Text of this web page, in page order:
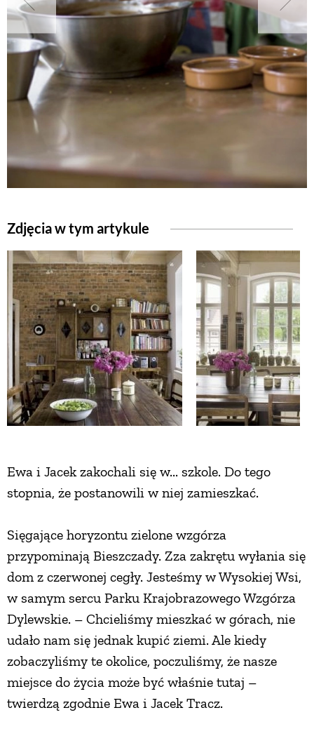
Zdjęcia w tym artykule
Ewa i Jacek zakochali się w... szkole. Do tego
stopnia, że postanowili w niej zamieszkać.
Sięgające horyzontu zielone wzgórza
przypominają Bieszczady. Zza zakrętu wyłania się
dom z czerwonej cegły. Jesteśmy w Wysokiej Wsi,
w samym sercu Parku Krajobrazowego Wzgórza
Dylewskie. – Chcieliśmy mieszkać w górach, nie
udało nam się jednak kupić ziemi. Ale kiedy
zobaczyliśmy te okolice, poczuliśmy, że nasze
miejsce do życia może być właśnie tutaj –
twierdzą zgodnie Ewa i Jacek Tracz.
NATURALNIE
URODA
DLA DOMU
PRZYRODA
ZWIERZĘTA DOMOWE
ZWIERZĘTA W NATURZE
GRZYBY
RĘKODZIEŁO
ZWYCZAJE
ZRÓB TO SAM
PRZEPISY
ŚNIADANIA